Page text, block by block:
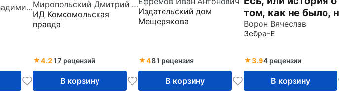
Гордеева Елена Владимировна
Миропольский Дмитрий Владимирович
ИД Комсомольская
правда
4.217 рецензий
В корзину
Издательский дом
Мещерякова
481 рецензия
В корзину
том, как не было, но
могло бы быть
Ворон Вячеслав
Зебра-Е
3.94 рецензии
В корзину